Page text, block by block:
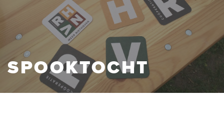
SPOOKTOCHT